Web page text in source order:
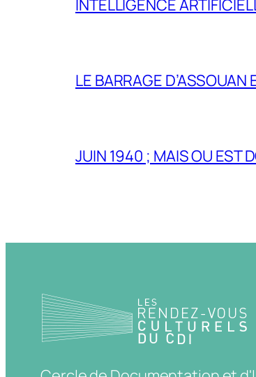
INTELLIGENCE
LE BARRAGE
JUIN 1940 ; MAIS OU EST